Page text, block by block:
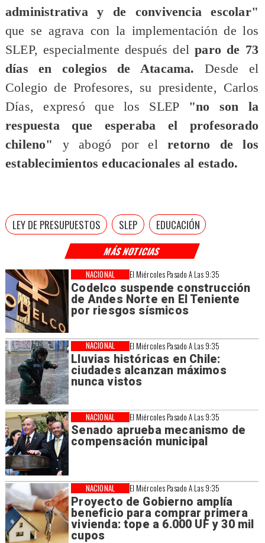
MÁS NOTICIAS
El Miércoles Pasado A Las 9:35
Codelco suspende construcción
de Andes Norte en El Teniente
por riesgos sísmicos
NACIONAL
El Miércoles Pasado A Las 9:35
Lluvias históricas en Chile:
ciudades alcanzan máximos
nunca vistos
NACIONAL
El Miércoles Pasado A Las 9:35
Senado aprueba mecanismo de
compensación municipal
NACIONAL
El Miércoles Pasado A Las 9:35
Proyecto de Gobierno amplía
beneficio para comprar primera
vivienda: tope a 6.000 UF y 30 mil
cupos
NACIONAL
administrativa y de convivencia escolar"
que se agrava con la implementación de los
SLEP, especialmente después delparo de 73
días en colegios de Atacama. Desde el
Colegio de Profesores, su presidente, Carlos
Días, expresó que los SLEP
"no son la
respuesta que esperaba el profesorado
chileno"
y abogó por elretorno de los
establecimientos educacionales al estado.
LEY DE PRESUPUESTOS SLEP EDUCACIÓN